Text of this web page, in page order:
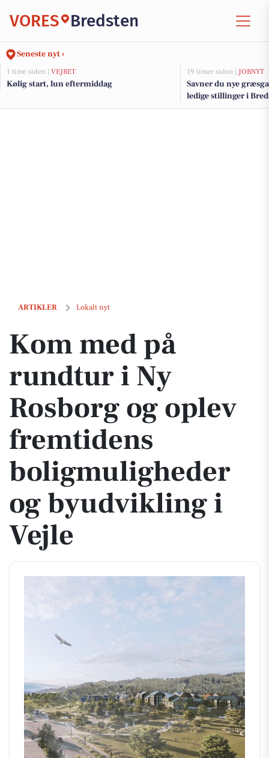
VORES Bredsten
Seneste nyt ›
1 time siden | VEJRET
Kølig start, lun eftermiddag
19 timer siden | JOBNYT
Savner du nye
ledige stillinger i
ARTIKLER Lokalt nyt
Kom med på rundtur i Ny Rosborg og oplev fremtidens
Kom med på
rundtur i Ny
Rosborg og oplev
fremtidens
boligmuligheder
og byudvikling i
Vejle